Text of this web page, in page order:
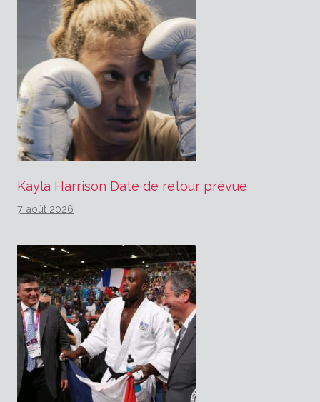
Kayla Harrison Date de retour prévue
7 août 2026